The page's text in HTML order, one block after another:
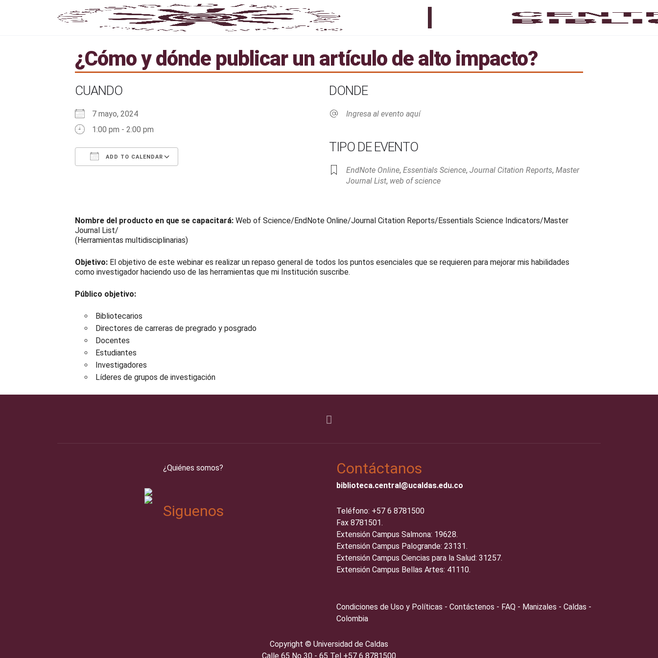
¿Cómo y dónde publicar un artículo de alto impacto?
CUANDO
7 mayo, 2024
1:00 pm - 2:00 pm
ADD TO CALENDAR
DONDE
Ingresa al evento aquí
TIPO DE EVENTO
EndNote Online, Essentials Science, Journal Citation Reports, Master
Journal List, web of science
Nombre del producto en que se capacitará: Web of Science/EndNote Online/Journal Citation Reports/Essentials Science Indicators/Master
Journal List/
(Herramientas multidisciplinarias)
Objetivo: El objetivo de este webinar es realizar un repaso general de todos los puntos esenciales que se requieren para mejorar mis habilidades
como investigador haciendo uso de las herramientas que mi Institución suscribe.
Público objetivo:
Bibliotecarios
Directores de carreras de pregrado y posgrado
Docentes
Estudiantes
Investigadores
Líderes de grupos de investigación
¿Quiénes somos?
Siguenos
Contáctanos
biblioteca.central@ucaldas.edu.co
Teléfono: +57 6 8781500
Fax 8781501.
Extensión Campus Salmona: 19628.
Extensión Campus Palogrande: 23131.
Extensión Campus Ciencias para la Salud: 31257.
Extensión Campus Bellas Artes: 41110.
Condiciones de Uso y Políticas - Contáctenos - FAQ - Manizales - Caldas -
Colombia
Copyright ©️ Universidad de Caldas
Calle 65 No 30 - 65 Tel +57 6 8781500